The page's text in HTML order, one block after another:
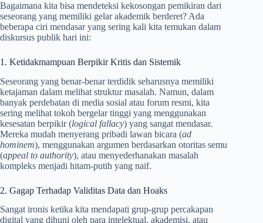
Bagaimana kita bisa mendeteksi kekosongan pemikiran dari
seseorang yang memiliki gelar akademik berderet? Ada
beberapa ciri mendasar yang sering kali kita temukan dalam
diskursus publik hari ini:
1. Ketidakmampuan Berpikir Kritis dan Sistemik
Seseorang yang benar-benar terdidik seharusnya memiliki
ketajaman dalam melihat struktur masalah. Namun, dalam
banyak perdebatan di media sosial atau forum resmi, kita
sering melihat tokoh bergelar tinggi yang menggunakan
kesesatan berpikir (logical fallacy) yang sangat mendasar.
Mereka mudah menyerang pribadi lawan bicara (ad
hominem), menggunakan argumen berdasarkan otoritas semu
(appeal to authority), atau menyederhanakan masalah
kompleks menjadi hitam-putih yang naif.
2. Gagap Terhadap Validitas Data dan Hoaks
Sangat ironis ketika kita mendapati grup-grup percakapan
digital yang dihuni oleh para intelektual, akademisi, atau